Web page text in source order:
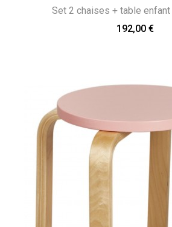
Set 2 chaises + table
192,00 €